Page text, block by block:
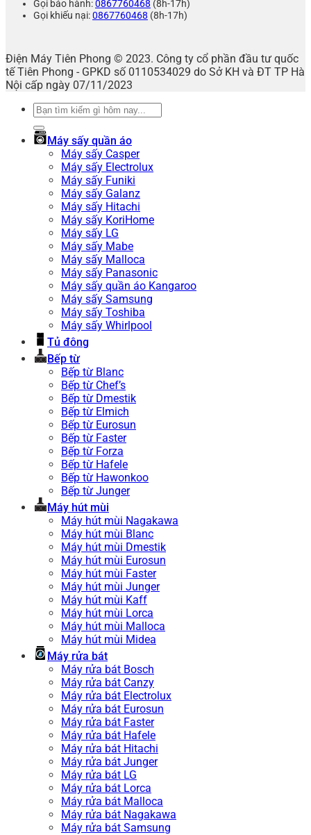
Gọi bảo hành:0867760468 (8h-17h)
Gọi khiếu nại:0867760468 (8h-17h)
Điện Máy Tiên Phong © 2023. Công ty cổ phần đầu tư quốc
tế Tiên Phong - GPKD số 0110534029 do Sở KH và ĐT TP Hà
Nội cấp ngày 07/11/2023
Tìm
Máy sấy quần áo
Máy sấy Casper
Máy sấy Electrolux
Máy sấy Funiki
Máy sấy Galanz
Máy sấy Hitachi
Máy sấy KoriHome
Máy sấy LG
Máy sấy Mabe
Máy sấy Malloca
Máy sấy Panasonic
Máy sấy quần áo Kangaroo
Máy sấy Samsung
Máy sấy Toshiba
Máy sấy Whirlpool
Tủ đông
Bếp từ
Bếp từ Blanc
Bếp từ Chef’s
Bếp từ Dmestik
Bếp từ Elmich
Bếp từ Eurosun
Bếp từ Faster
Bếp từ Forza
Bếp từ Hafele
Bếp từ Hawonkoo
Bếp từ Junger
Máy hút mùi
Máy hút mùi Nagakawa
Máy hút mùi Blanc
Máy hút mùi Dmestik
Máy hút mùi Eurosun
Máy hút mùi Faster
Máy hút mùi Junger
Máy hút mùi Kaff
Máy hút mùi Lorca
Máy hút mùi Malloca
Máy hút mùi Midea
Máy rửa bát
Máy rửa bát Bosch
Máy rửa bát Canzy
Máy rửa bát Electrolux
Máy rửa bát Eurosun
Máy rửa bát Faster
Máy rửa bát Hafele
Máy rửa bát Hitachi
Máy rửa bát Junger
Máy rửa bát LG
Máy rửa bát Lorca
Máy rửa bát Malloca
Máy rửa bát Nagakawa
Máy rửa bát Samsung